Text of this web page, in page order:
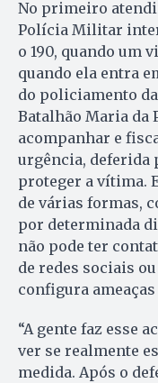
No primeiro
Polícia Militar
o 190, quando um
quando ela entra
do policiamento
Batalhão Maria da
acompanhar e
urgência, deferida
proteger a vítima.
de várias formas,
por determinada
não pode ter
de redes sociais
configura
“A gente faz esse
ver se realmente
medida. Após o